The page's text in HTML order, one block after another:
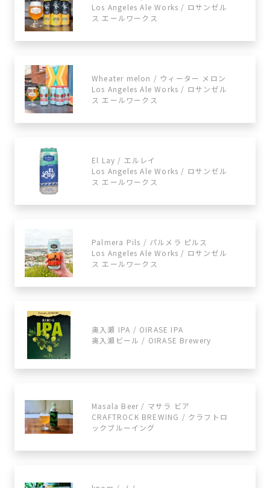
Los Angeles Ale Works / ロサンゼル
ス エールワークス
Wheater melon / ウィーター メロン
Los Angeles Ale Works / ロサンゼル
ス エールワークス
El Lay / エルレイ
Los Angeles Ale Works / ロサンゼル
ス エールワークス
Palmera Pils / パルメラ ピルス
Los Angeles Ale Works / ロサンゼル
ス エールワークス
奥入瀬 IPA / OIRASE IPA
奥入瀬ビール / OIRASE Brewery
Masala Beer / マサラ ビア
CRAFTROCK BREWING / クラフトロ
ックブルーイング